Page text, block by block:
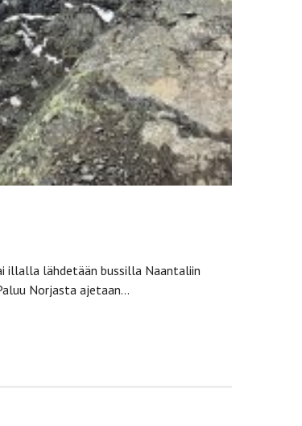
illalla lähdetään bussilla Naantaliin​
Norjasta ajetaan…